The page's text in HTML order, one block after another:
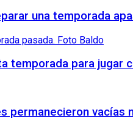
una temporada
temporada para jugar
permanecieron